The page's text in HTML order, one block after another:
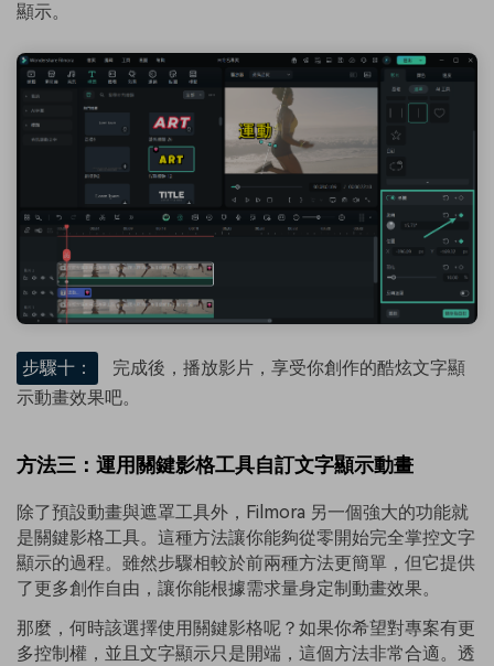
顯示。
步驟十：
完成後，播放影片，享受你創作的酷炫文字顯
示動畫效果吧。
方法三：運用關鍵影格工具自訂文字顯示動畫
除了預設動畫與遮罩工具外，Filmora 另一個強大的功能就
是關鍵影格工具。這種方法讓你能夠從零開始完全掌控文字
顯示的過程。雖然步驟相較於前兩種方法更簡單，但它提供
了更多創作自由，讓你能根據需求量身定制動畫效果。
那麼，何時該選擇使用關鍵影格呢？如果你希望對專案有更
多控制權，並且文字顯示只是開端，這個方法非常合適。透